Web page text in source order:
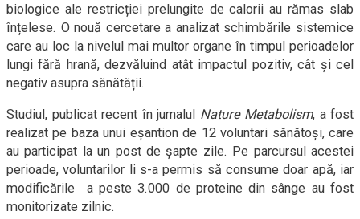
biologice ale restricției prelungite de calorii au rămas slab
înțelese. O nouă cercetare a analizat schimbările sistemice
care au loc la nivelul mai multor organe în timpul perioadelor
lungi fără hrană, dezvăluind atât impactul pozitiv, cât și cel
negativ asupra sănătății.
Studiul, publicat recent în jurnalul Nature Metabolism, a fost
realizat pe baza unui eșantion de 12 voluntari sănătoși, care
au participat la un post de șapte zile. Pe parcursul acestei
perioade, voluntarilor li s-a permis să consume doar apă, iar
modificările a peste 3.000 de proteine din sânge au fost
monitorizate zilnic.